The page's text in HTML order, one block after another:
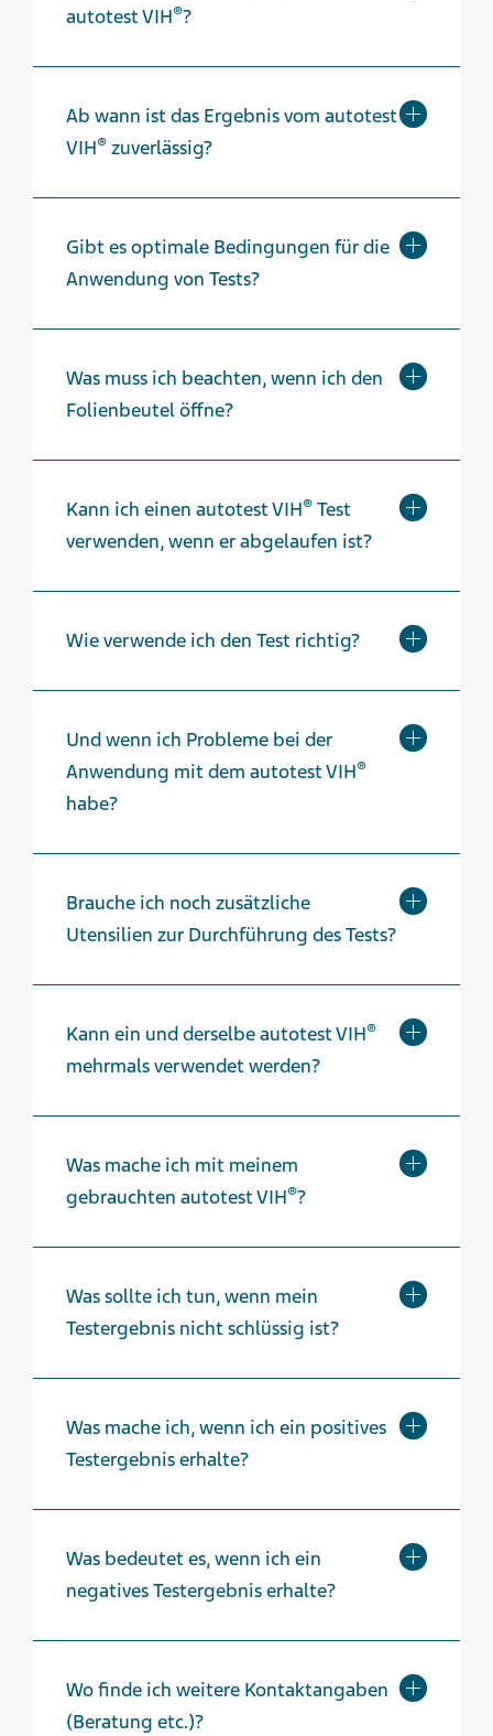
autotest VIH®?
Ab wann ist das Ergebnis vom autotest
VIH® zuverlässig?
Gibt es optimale Bedingungen für die
Anwendung von Tests?
Was muss ich beachten, wenn ich den
Folienbeutel öffne?
Kann ich einen autotest VIH® Test
verwenden, wenn er abgelaufen ist?
Wie verwende ich den Test richtig?
Und wenn ich Probleme bei der
Anwendung mit dem autotest VIH®
habe?
Brauche ich noch zusätzliche
Utensilien zur Durchführung des Tests?
Kann ein und derselbe autotest VIH®
mehrmals verwendet werden?
Was mache ich mit meinem
gebrauchten autotest VIH®?
Was sollte ich tun, wenn mein
Testergebnis nicht schlüssig ist?
Was mache ich, wenn ich ein positives
Testergebnis erhalte?
Was bedeutet es, wenn ich ein
negatives Testergebnis erhalte?
Wo finde ich weitere Kontaktangaben
(Beratung etc.)?